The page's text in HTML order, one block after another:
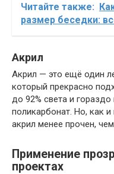
Читайте также:
размер беседки:
Акрил
Акрил — это ещё один
который прекрасно
до 92% света и
поликарбонат. Но, как
акрил менее прочен, чем
Применение
проектах